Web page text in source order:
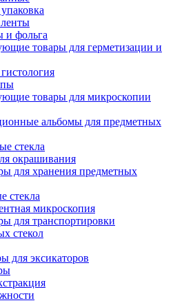
фольга
товары для герметизации и
товары для микроскопии
альбомы для предметных
стекла
окрашивания
для хранения предметных
стекла
микроскопия
для транспортировки
стекол
для эксикаторов